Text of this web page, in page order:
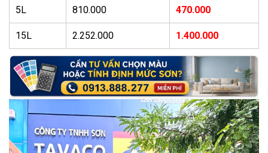
5L 810.000 470.000
15L 2.252.000 1.400.000